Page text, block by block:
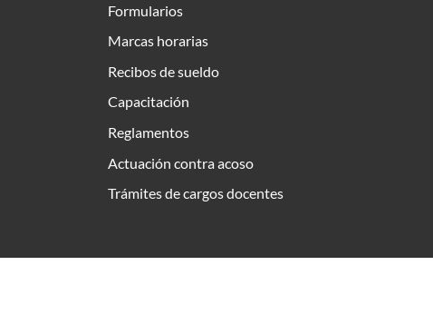
Formularios
Marcas horarias
Recibos de sueldo
Capacitación
Reglamentos
Actuación contra acoso
Trámites de cargos docentes